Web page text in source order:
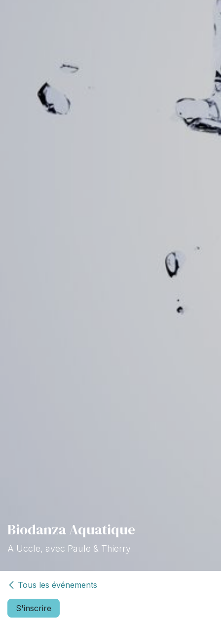
Biodanza Aquatique
A Uccle, avec Paule & Thierry
Tous les événements
S'inscrire